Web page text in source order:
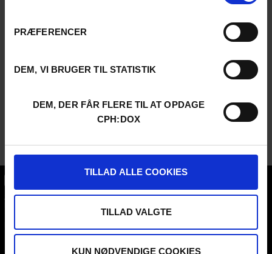
PRÆFERENCER
DEM, VI BRUGER TIL STATISTIK
DEM, DER FÅR FLERE TIL AT OPDAGE
CPH:DOX
TILLAD ALLE COOKIES
TILLAD VALGTE
KUN NØDVENDIGE COOKIES
CPH:DOX